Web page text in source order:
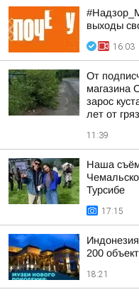
выходы
16:03
От
магазина
зарос
лет от
11:39
Наша
Турсибе
17:15
200
18:21